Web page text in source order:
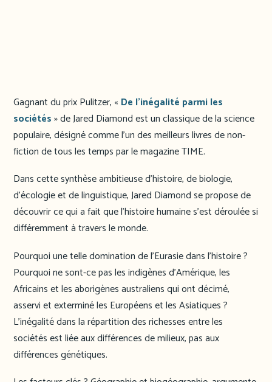
Gagnant du prix Pulitzer, « De l’inégalité parmi les
sociétés» de Jared Diamond est un classique de la science
populaire, désigné comme l’un des meilleurs livres de non-
fiction de tous les temps par le magazine TIME.
Dans cette synthèse ambitieuse d’histoire, de biologie,
d’écologie et de linguistique, Jared Diamond se propose de
découvrir ce qui a fait que l’histoire humaine s’est déroulée si
différemment à travers le monde.
Pourquoi une telle domination de l’Eurasie dans l’histoire ?
Pourquoi ne sont-ce pas les indigènes d’Amérique, les
Africains et les aborigènes australiens qui ont décimé,
asservi et exterminé les Européens et les Asiatiques ?
L’inégalité dans la répartition des richesses entre les
sociétés est liée aux différences de milieux, pas aux
différences génétiques.